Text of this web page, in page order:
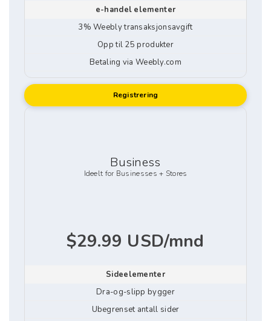
e-handel elementer
3% Weebly transaksjonsavgift
Opp til 25 produkter
Betaling via Weebly.com
Registrering
Business
Ideelt for Businesses + Stores
$29.99 USD/mnd
Sideelementer
Dra-og-slipp bygger
Ubegrenset antall sider